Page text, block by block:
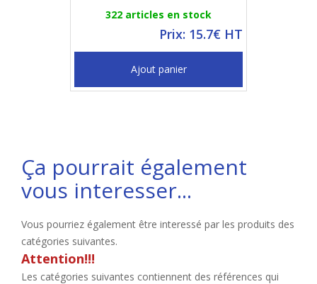
322 articles en stock
Prix: 15.7€ HT
Ajout panier
Ça pourrait également
vous interesser...
Vous pourriez également être interessé par les produits des
catégories suivantes.
Attention!!!
Les catégories suivantes contiennent des références qui